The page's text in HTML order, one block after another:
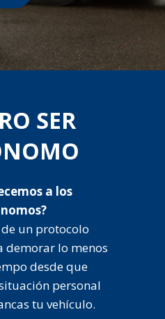
SER
a los
un protocolo
lo menos
desde que
personal
tu vehículo.